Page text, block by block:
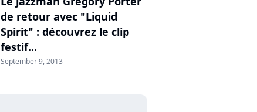
de retour avec "Liquid
Spirit" : découvrez le clip
festif...
September 9, 2013